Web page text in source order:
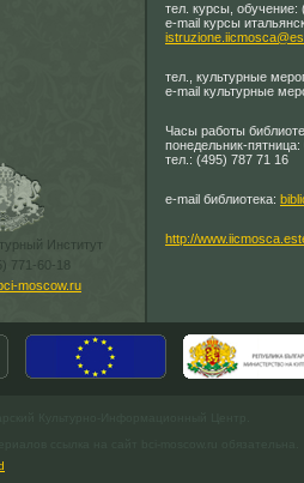
Институт
771-60-18
moscow.ru
тел. курсы, обучение:
e-mail курсы
тел., культурные
e-mail культурные
Часы работы
понедельник-
тел.: (495) 787 71 16
e-mail библиотека:
http://